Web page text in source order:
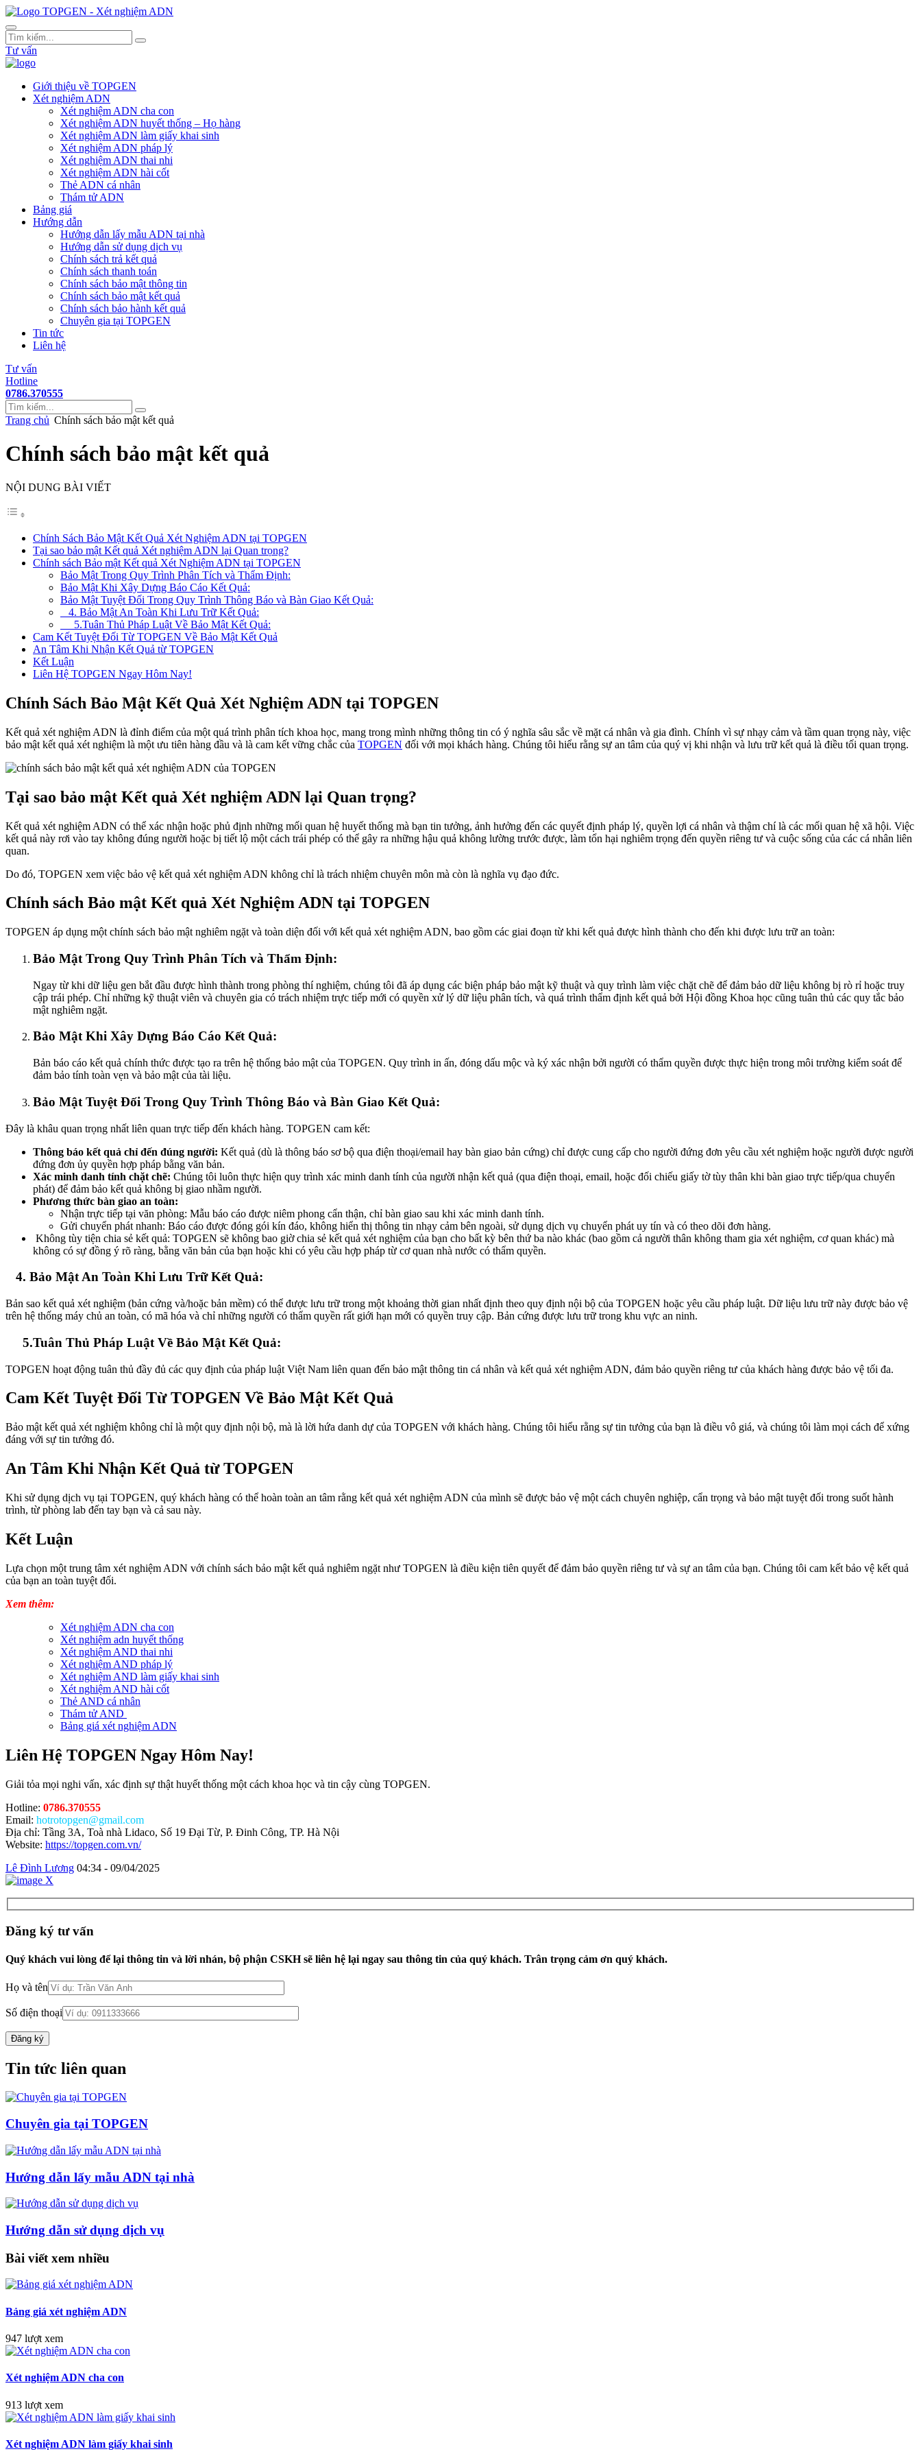
Tư vấn
Giới thiệu về TOPGEN
Xét nghiệm ADN
Xét nghiệm ADN cha con
Xét nghiệm ADN huyết thống – Họ hàng
Xét nghiệm ADN làm giấy khai sinh
Xét nghiệm ADN pháp lý
Xét nghiệm ADN thai nhi
Xét nghiệm ADN hài cốt
Thẻ ADN cá nhân
Thám tử ADN
Bảng giá
Hướng dẫn
Hướng dẫn lấy mẫu ADN tại nhà
Hướng dẫn sử dụng dịch vụ
Chính sách trả kết quả
Chính sách thanh toán
Chính sách bảo mật thông tin
Chính sách bảo mật kết quả
Chính sách bảo hành kết quả
Chuyên gia tại TOPGEN
Tin tức
Liên hệ
Tư vấn
Hotline
0786.370555
Trang chủ Chính sách bảo mật kết quả
Chính sách bảo mật kết quả
NỘI DUNG BÀI VIẾT
Chính Sách Bảo Mật Kết Quả Xét Nghiệm ADN tại TOPGEN
Tại sao bảo mật Kết quả Xét nghiệm ADN lại Quan trọng?
Chính sách Bảo mật Kết quả Xét Nghiệm ADN tại TOPGEN
Bảo Mật Trong Quy Trình Phân Tích và Thẩm Định:
Bảo Mật Khi Xây Dựng Báo Cáo Kết Quả:
Bảo Mật Tuyệt Đối Trong Quy Trình Thông Báo và Bàn Giao Kết Quả:
4. Bảo Mật An Toàn Khi Lưu Trữ Kết Quả:
5.Tuân Thủ Pháp Luật Về Bảo Mật Kết Quả:
Cam Kết Tuyệt Đối Từ TOPGEN Về Bảo Mật Kết Quả
An Tâm Khi Nhận Kết Quả từ TOPGEN
Kết Luận
Liên Hệ TOPGEN Ngay Hôm Nay!
Chính Sách Bảo Mật Kết Quả Xét Nghiệm ADN tại TOPGEN
Kết quả xét nghiệm ADN là đỉnh điểm của một quá trình phân tích khoa học, mang trong mình những thông tin có ý nghĩa sâu sắc về mặt cá nhân và gia đình. Chính vì sự nhạy cảm và tầm quan trọng này, việc
bảo mật kết quả xét nghiệm là một ưu tiên hàng đầu và là cam kết vững chắc của TOPGEN đối với mọi khách hàng. Chúng tôi hiểu rằng sự an tâm của quý vị khi nhận và lưu trữ kết quả là điều tối quan trọng.
Tại sao bảo mật Kết quả Xét nghiệm ADN lại Quan trọng?
Kết quả xét nghiệm ADN có thể xác nhận hoặc phủ định những mối quan hệ huyết thống mà bạn tin tưởng, ảnh hưởng đến các quyết định pháp lý, quyền lợi cá nhân và thậm chí là các mối quan hệ xã hội. Việc
kết quả này rơi vào tay không đúng người hoặc bị tiết lộ một cách trái phép có thể gây ra những hậu quả không lường trước được, làm tổn hại nghiêm trọng đến quyền riêng tư và cuộc sống của các cá nhân liên
quan.
Do đó, TOPGEN xem việc bảo vệ kết quả xét nghiệm ADN không chỉ là trách nhiệm chuyên môn mà còn là nghĩa vụ đạo đức.
Chính sách Bảo mật Kết quả Xét Nghiệm ADN tại TOPGEN
TOPGEN áp dụng một chính sách bảo mật nghiêm ngặt và toàn diện đối với kết quả xét nghiệm ADN, bao gồm các giai đoạn từ khi kết quả được hình thành cho đến khi được lưu trữ an toàn:
Bảo Mật Trong Quy Trình Phân Tích và Thẩm Định:
Ngay từ khi dữ liệu gen bắt đầu được hình thành trong phòng thí nghiệm, chúng tôi đã áp dụng các biện pháp bảo mật kỹ thuật và quy trình làm việc chặt chẽ để đảm bảo dữ liệu không bị rò rỉ hoặc truy
cập trái phép. Chỉ những kỹ thuật viên và chuyên gia có trách nhiệm trực tiếp mới có quyền xử lý dữ liệu phân tích, và quá trình thẩm định kết quả bởi Hội đồng Khoa học cũng tuân thủ các quy tắc bảo
mật nghiêm ngặt.
Bảo Mật Khi Xây Dựng Báo Cáo Kết Quả:
Bản báo cáo kết quả chính thức được tạo ra trên hệ thống bảo mật của TOPGEN. Quy trình in ấn, đóng dấu mộc và ký xác nhận bởi người có thẩm quyền được thực hiện trong môi trường kiểm soát để
đảm bảo tính toàn vẹn và bảo mật của tài liệu.
Bảo Mật Tuyệt Đối Trong Quy Trình Thông Báo và Bàn Giao Kết Quả:
Đây là khâu quan trọng nhất liên quan trực tiếp đến khách hàng. TOPGEN cam kết:
Thông báo kết quả chỉ đến đúng người: Kết quả (dù là thông báo sơ bộ qua điện thoại/email hay bàn giao bản cứng) chỉ được cung cấp cho người đứng đơn yêu cầu xét nghiệm hoặc người được người
đứng đơn ủy quyền hợp pháp bằng văn bản.
Xác minh danh tính chặt chẽ: Chúng tôi luôn thực hiện quy trình xác minh danh tính của người nhận kết quả (qua điện thoại, email, hoặc đối chiếu giấy tờ tùy thân khi bàn giao trực tiếp/qua chuyển
phát) để đảm bảo kết quả không bị giao nhầm người.
Phương thức bàn giao an toàn:
Nhận trực tiếp tại văn phòng: Mẫu báo cáo được niêm phong cẩn thận, chỉ bàn giao sau khi xác minh danh tính.
Gửi chuyển phát nhanh: Báo cáo được đóng gói kín đáo, không hiển thị thông tin nhạy cảm bên ngoài, sử dụng dịch vụ chuyển phát uy tín và có theo dõi đơn hàng.
Không tùy tiện chia sẻ kết quả: TOPGEN sẽ không bao giờ chia sẻ kết quả xét nghiệm của bạn cho bất kỳ bên thứ ba nào khác (bao gồm cả người thân không tham gia xét nghiệm, cơ quan khác) mà
không có sự đồng ý rõ ràng, bằng văn bản của bạn hoặc khi có yêu cầu hợp pháp từ cơ quan nhà nước có thẩm quyền.
4. Bảo Mật An Toàn Khi Lưu Trữ Kết Quả:
Bản sao kết quả xét nghiệm (bản cứng và/hoặc bản mềm) có thể được lưu trữ trong một khoảng thời gian nhất định theo quy định nội bộ của TOPGEN hoặc yêu cầu pháp luật. Dữ liệu lưu trữ này được bảo vệ
trên hệ thống máy chủ an toàn, có mã hóa và chỉ những người có thẩm quyền rất giới hạn mới có quyền truy cập. Bản cứng được lưu trữ trong khu vực an ninh.
5.Tuân Thủ Pháp Luật Về Bảo Mật Kết Quả:
TOPGEN hoạt động tuân thủ đầy đủ các quy định của pháp luật Việt Nam liên quan đến bảo mật thông tin cá nhân và kết quả xét nghiệm ADN, đảm bảo quyền riêng tư của khách hàng được bảo vệ tối đa.
Cam Kết Tuyệt Đối Từ TOPGEN Về Bảo Mật Kết Quả
Bảo mật kết quả xét nghiệm không chỉ là một quy định nội bộ, mà là lời hứa danh dự của TOPGEN với khách hàng. Chúng tôi hiểu rằng sự tin tưởng của bạn là điều vô giá, và chúng tôi làm mọi cách để xứng
đáng với sự tin tưởng đó.
An Tâm Khi Nhận Kết Quả từ TOPGEN
Khi sử dụng dịch vụ tại TOPGEN, quý khách hàng có thể hoàn toàn an tâm rằng kết quả xét nghiệm ADN của mình sẽ được bảo vệ một cách chuyên nghiệp, cẩn trọng và bảo mật tuyệt đối trong suốt hành
trình, từ phòng lab đến tay bạn và cả sau này.
Kết Luận
Lựa chọn một trung tâm xét nghiệm ADN với chính sách bảo mật kết quả nghiêm ngặt như TOPGEN là điều kiện tiên quyết để đảm bảo quyền riêng tư và sự an tâm của bạn. Chúng tôi cam kết bảo vệ kết quả
của bạn an toàn tuyệt đối.
Xem thêm:
Xét nghiệm ADN cha con
Xét nghiệm adn huyết thống
Xét nghiệm AND thai nhi
Xét nghiệm AND pháp lý
Xét nghiệm AND làm giấy khai sinh
Xét nghiệm AND hài cốt
Thẻ AND cá nhân
Thám tử AND
Bảng giá xét nghiệm ADN
Liên Hệ TOPGEN Ngay Hôm Nay!
Giải tỏa mọi nghi vấn, xác định sự thật huyết thống một cách khoa học và tin cậy cùng TOPGEN.
Hotline: 0786.370555
Email: hotrotopgen@gmail.com
Địa chỉ: Tầng 3A, Toà nhà Lidaco, Số 19 Đại Từ, P. Đinh Công, TP. Hà Nội
Website: https://topgen.com.vn/
Lê Đình Lương 04:34 - 09/04/2025
Đăng ký tư vấn
Quý khách vui lòng để lại thông tin và lời nhán, bộ phận CSKH sẽ liên hệ lại ngay sau thông tin của quý khách. Trân trọng cảm ơn quý khách.
Họ và tên
Số điện thoại
Tin tức liên quan
Chuyên gia tại TOPGEN
Hướng dẫn lấy mẫu ADN tại nhà
Hướng dẫn sử dụng dịch vụ
Bài viết xem nhiều
Bảng giá xét nghiệm ADN
947 lượt xem
Xét nghiệm ADN cha con
913 lượt xem
Xét nghiệm ADN làm giấy khai sinh